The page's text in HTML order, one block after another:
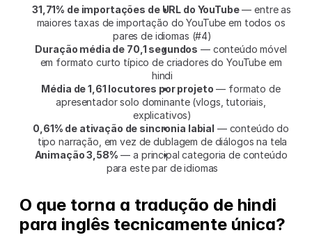
31,71% de importações de URL do YouTube — entre as
maiores taxas de importação do YouTube em todos os
pares de idiomas (#4)
Duração média de 70,1 segundos — conteúdo móvel
em formato curto típico de criadores do YouTube em
hindi
Média de 1,61 locutores por projeto — formato de
apresentador solo dominante (vlogs, tutoriais,
explicativos)
0,61% de ativação de sincronia labial — conteúdo do
tipo narração, em vez de dublagem de diálogos na tela
Animação 3,58% — a principal categoria de conteúdo
para este par de idiomas
O que torna a tradução de hindi
para inglês tecnicamente única?